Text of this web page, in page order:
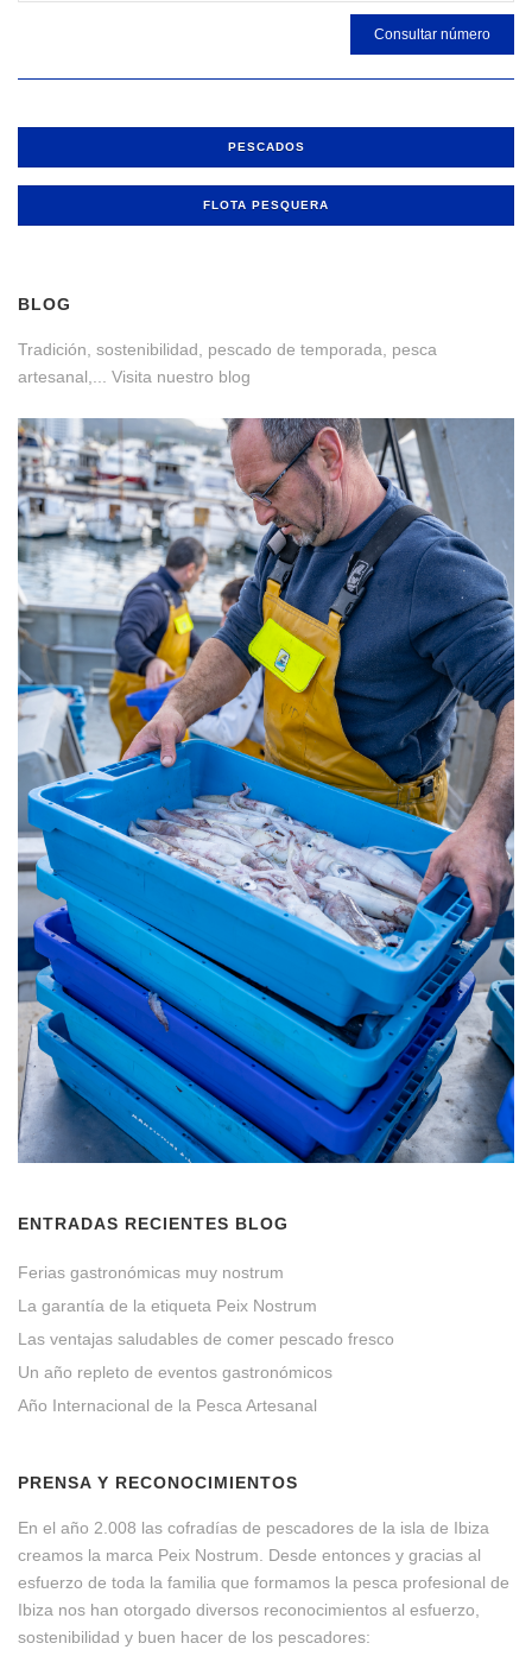
Consultar número
PESCADOS
FLOTA PESQUERA
BLOG
Tradición, sostenibilidad, pescado de temporada, pesca
artesanal,... Visita nuestro blog
ENTRADAS RECIENTES BLOG
Ferias gastronómicas muy nostrum
La garantía de la etiqueta Peix Nostrum
Las ventajas saludables de comer pescado fresco
Un año repleto de eventos gastronómicos
Año Internacional de la Pesca Artesanal
PRENSA Y RECONOCIMIENTOS
En el año 2.008 las cofradías de pescadores de la isla de Ibiza
creamos la marca Peix Nostrum. Desde entonces y gracias al
esfuerzo de toda la familia que formamos la pesca profesional de
Ibiza nos han otorgado diversos reconocimientos al esfuerzo,
sostenibilidad y buen hacer de los pescadores: